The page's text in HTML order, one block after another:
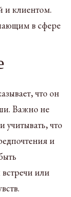
и клиентом.
в сфере
что он
Важно не
учитывать, что
и
или